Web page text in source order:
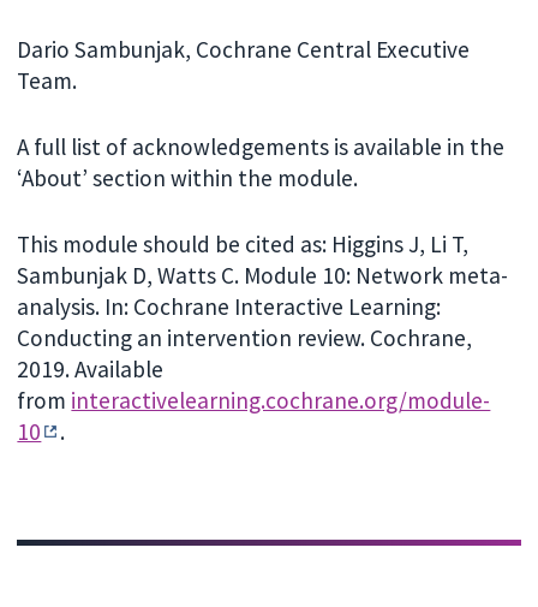
Dario Sambunjak, Cochrane Central Executive
Team.
A full list of acknowledgements is available in the
‘About’ section within the module.
This module should be cited as: Higgins J, Li T,
Sambunjak D, Watts C. Module 10: Network meta-
analysis. In: Cochrane Interactive Learning:
Conducting an intervention review. Cochrane,
2019. Available
from interactivelearning.cochrane.org/module-
10
.